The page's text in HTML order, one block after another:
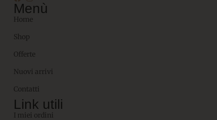
Menù
Home
Shop
Offerte
Nuovi arrivi
Contatti
Link utili
I miei ordini